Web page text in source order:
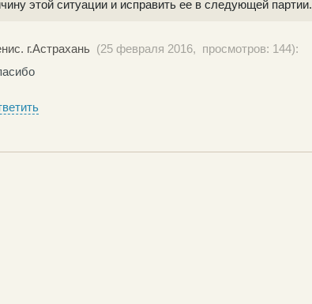
этой ситуации и исправить ее в следующей партии.
г.Астрахань (25 февраля 2016, просмотров: 144):